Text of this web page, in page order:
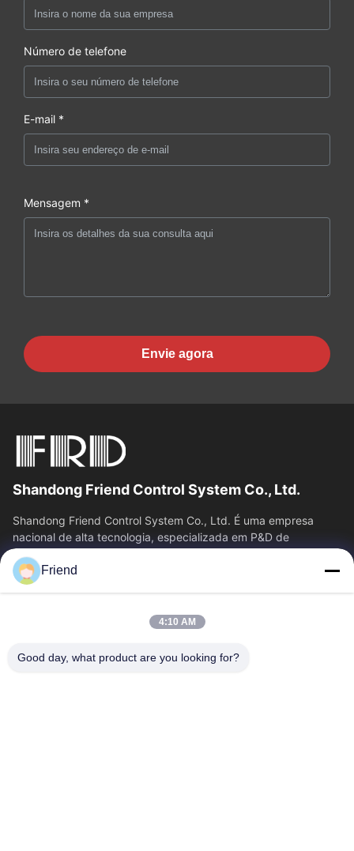
Número de telefone
E-mail *
Mensagem *
Envie agora
Shandong Friend Control System Co., Ltd.
Shandong Friend Control System Co., Ltd. É uma empresa
nacional de alta tecnologia, especializada em P&D de
instrumentação, fabricação e...
Relações Rápidas
Quem Somos
Fábrica
Controle De Qualidade
Friend
4:10 AM
Good day, what product are you looking for?